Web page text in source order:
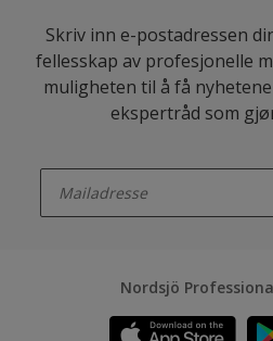
Skriv inn e-postadressen
fellesskap av profesjonelle
muligheten til å få
ekspertråd som
Nordsjö